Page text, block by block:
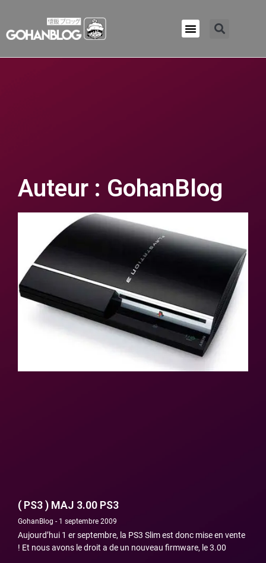
Auteur : GohanBlog
( PS3 ) MAJ 3.00 PS3
GohanBlog 1 septembre 2009
Aujourd’hui 1 er septembre, la PS3 Slim est donc mise en vente
! Et nous avons le droit a de un nouveau firmware, le 3.00